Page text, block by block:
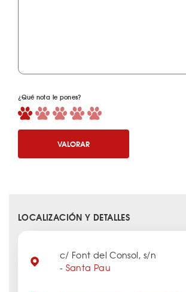
¿Qué nota le pones?
VALORAR
LOCALIZACIÓN Y DETALLES
c/ Font del Consol, s/n
- Santa Pau